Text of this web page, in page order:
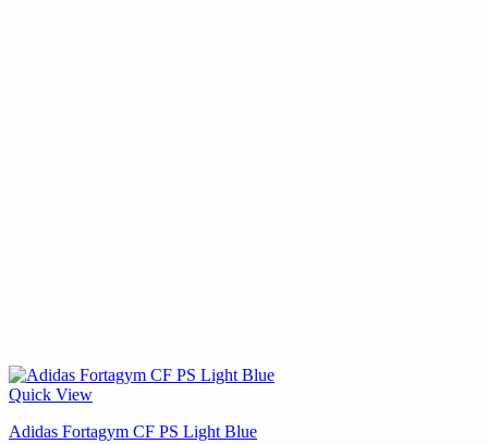
Quick View
Adidas Fortagym CF PS Light Blue